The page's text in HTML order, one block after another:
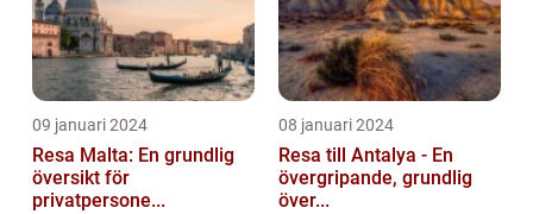
09 januari 2024
Resa Malta: En grundlig
översikt för
privatpersone...
08 januari 2024
Resa till Antalya - En
övergripande, grundlig
över...